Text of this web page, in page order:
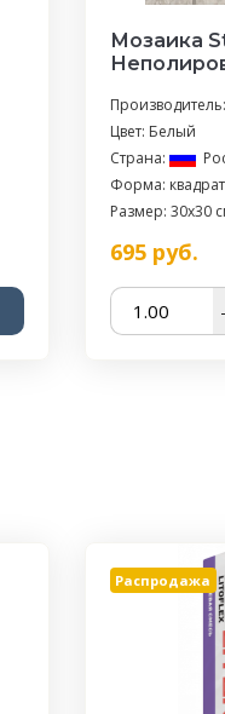
Мозаика
Производитель:
Цвет: Белый
Страна:
Форма:
Размер: 30x30
695руб.
Распродажа